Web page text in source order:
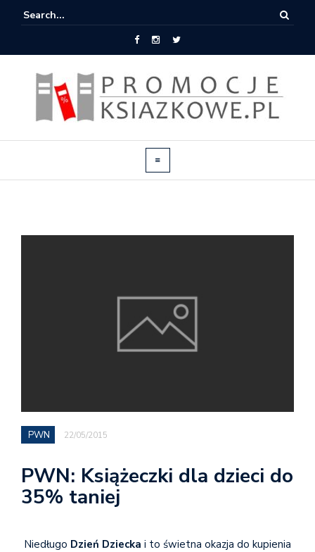
PWN 22/05/2015
PWN: Książeczki dla dzieci do
35% taniej
Niedługo Dzień Dziecka i to świetna okazja do kupienia